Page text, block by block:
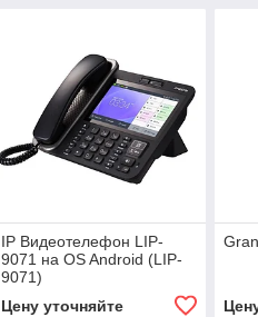
IP Видеотелефон LIP-
9071 на OS Android (LIP-
9071)
Цену уточняйте